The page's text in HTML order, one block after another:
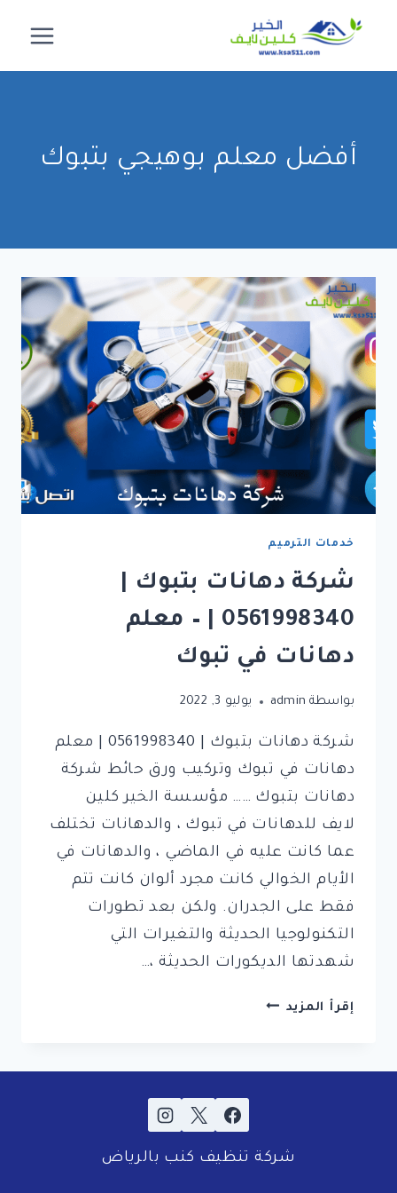
المحتوى
أفضل معلم بوهيجي بتبوك
خدمات الترميم
شركة دهانات بتبوك |
0561998340 | – معلم
دهانات في تبوك
بواسطة admin يوليو 3, 2022
شركة دهانات بتبوك | 0561998340 | معلم
دهانات في تبوك وتركيب ورق حائط شركة
دهانات بتبوك …… مؤسسة الخير كلين
لايف للدهانات في تبوك ، والدهانات تختلف
عما كانت عليه في الماضي ، والدهانات في
الأيام الخوالي كانت مجرد ألوان كانت تتم
فقط على الجدران. ولكن بعد تطورات
التكنولوجيا الحديثة والتغيرات التي
شهدتها الديكورات الحديثة ،…
إقرأ المزيد شركة
|
معلم
شركة تنظيف كنب بالرياض